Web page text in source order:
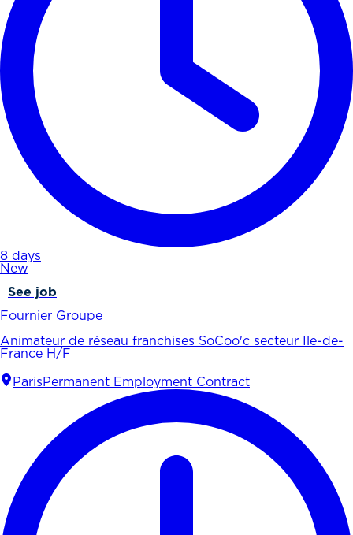
8 days
New
See job
Fournier Groupe
Animateur de réseau franchises SoCoo'c secteur Ile-de-
France H/F
Paris Permanent Employment Contract